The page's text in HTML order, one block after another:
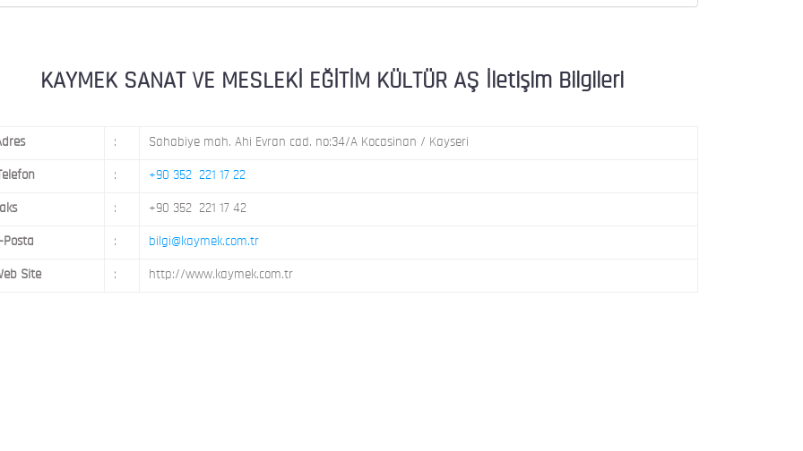
KAYMEK MOSTAR
KAYMEK SANAT VE MESLEKİ EĞİTİM KÜLTÜR AŞ İletişim Bilgileri
: Sahabiye mah. Ahi Evran cad. no:34/A Kocasinan / Kayseri
Telefon : +90 352 221 17 22
: +90 352 221 17 42
Posta : bilgi@kaymek.com.tr
Site : http://www.kaymek.com.tr